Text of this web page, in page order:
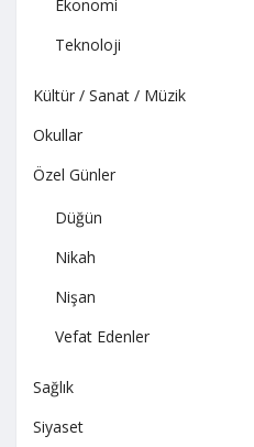
Ekonomi
Teknoloji
Kültür / Sanat / Müzik
Okullar
Özel Günler
Düğün
Nikah
Nişan
Vefat Edenler
Sağlık
Siyaset